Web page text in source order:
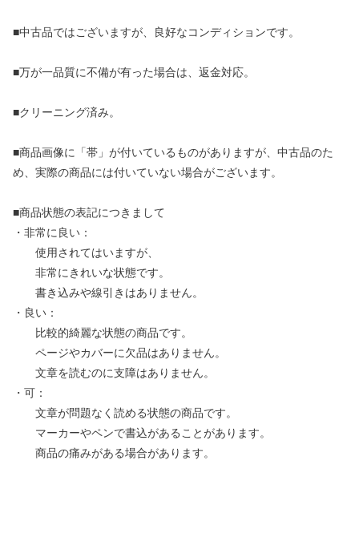
■中古品ではございますが、良好なコンディションです。
■万が一品質に不備が有った場合は、返金対応。
■クリーニング済み。
■商品画像に「帯」が付いているものがありますが、中古品のた
め、実際の商品には付いていない場合がございます。
■商品状態の表記につきまして
・非常に良い：
使用されてはいますが、
非常にきれいな状態です。
書き込みや線引きはありません。
・良い：
比較的綺麗な状態の商品です。
ページやカバーに欠品はありません。
文章を読むのに支障はありません。
・可：
文章が問題なく読める状態の商品です。
マーカーやペンで書込があることがあります。
商品の痛みがある場合があります。